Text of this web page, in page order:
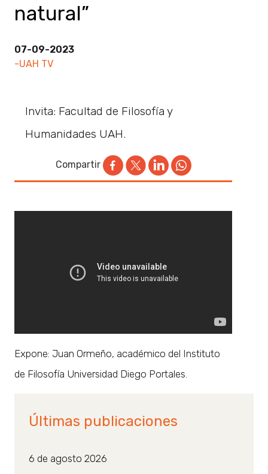
natural”
07-09-2023
-UAH TV
Invita: Facultad de Filosofía y
Humanidades UAH.
Compartir
Expone: Juan Ormeño, académico del Instituto
de Filosofía Universidad Diego Portales.
Últimas publicaciones
6 de agosto 2026